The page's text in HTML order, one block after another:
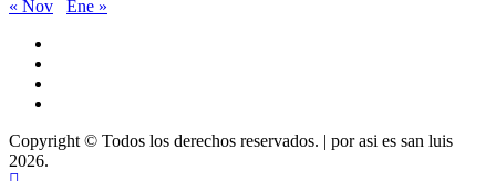
« Nov
Ene »
Copyright © Todos los derechos reservados. | por asi es san luis
2026.